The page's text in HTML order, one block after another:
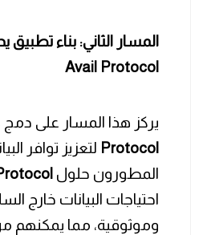
المسار الثاني: بناء
Avail Protocol
يركز هذا المسار على دمج
Protocol لتعزيز توافر
المطورون حلول
احتياجات البيانات خارج
وموثوقية، مما يمكنهم